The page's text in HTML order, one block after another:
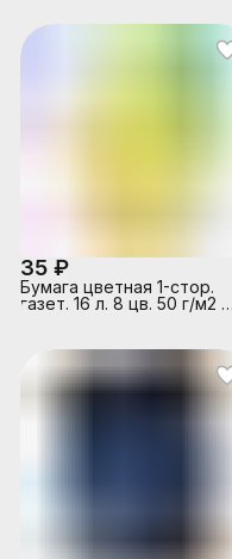
35 ₽
Бумага цветная 1-стор.
газет. 16 л. 8 цв. 50 г/м2 А4